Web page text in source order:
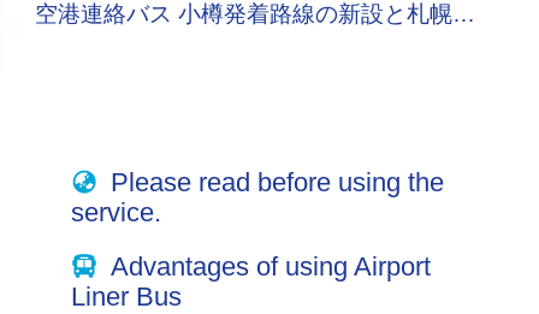
空港連絡バス 小樽発着路線の新設と札幌都心発着路線の増便について
Please read before using the
service.
Advantages of using Airport
Liner Bus